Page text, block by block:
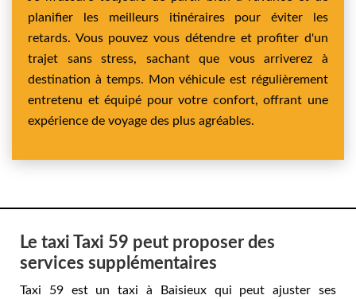
planifier les meilleurs itinéraires pour éviter les
retards. Vous pouvez vous détendre et profiter d'un
trajet sans stress, sachant que vous arriverez à
destination à temps. Mon véhicule est régulièrement
entretenu et équipé pour votre confort, offrant une
expérience de voyage des plus agréables.
Le taxi Taxi 59 peut proposer des
services supplémentaires
Taxi 59 est un taxi à Baisieux qui peut ajuster ses